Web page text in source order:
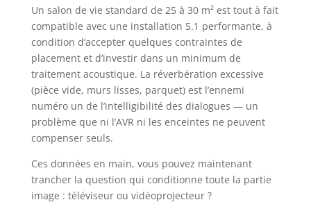
Un salon de vie standard de 25 à 30 m² est tout à fait
compatible avec une installation 5.1 performante, à
condition d’accepter quelques contraintes de
placement et d’investir dans un minimum de
traitement acoustique. La réverbération excessive
(pièce vide, murs lisses, parquet) est l’ennemi
numéro un de l’intelligibilité des dialogues — un
problème que ni l’AVR ni les enceintes ne peuvent
compenser seuls.
Ces données en main, vous pouvez maintenant
trancher la question qui conditionne toute la partie
image : téléviseur ou vidéoprojecteur ?